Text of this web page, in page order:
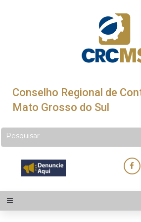
Conselho Regional de
Mato Grosso do Sul